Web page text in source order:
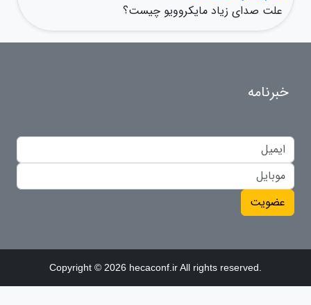
علت صدای زیاد مایکروویو چیست؟
خبرنامه
عضویت
Copyright © 2026 hecaconf.ir All rights reserved.